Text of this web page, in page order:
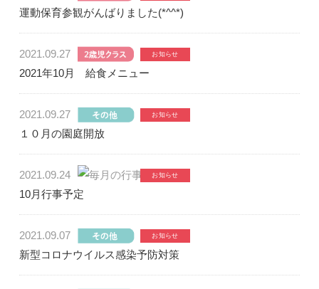
運動保育参観がんばりました(*^^*)
2021.09.27
2021年10月 給食メニュー
2021.09.27
１０月の園庭開放
2021.09.24
10月行事予定
2021.09.07
新型コロナウイルス感染予防対策